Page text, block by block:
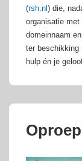
(rsh.nl ) die,
organisatie
domeinnaam
ter beschikking
hulp én je
Oproep